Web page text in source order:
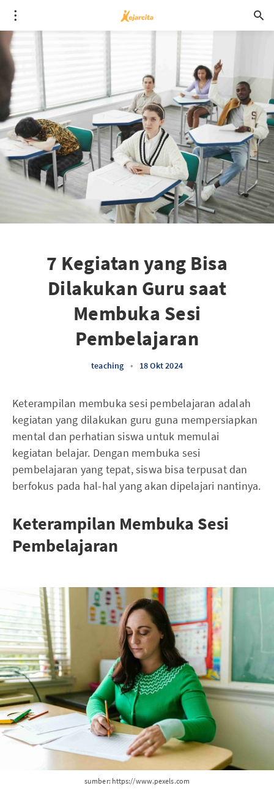
7 Kegiatan yang Bisa
Dilakukan Guru saat
Membuka Sesi
Pembelajaran
teaching • 18 Okt 2024
Keterampilan membuka sesi pembelajaran adalah
kegiatan yang dilakukan guru guna mempersiapkan
mental dan perhatian siswa untuk memulai
kegiatan belajar. Dengan membuka sesi
pembelajaran yang tepat, siswa bisa terpusat dan
berfokus pada hal-hal yang akan dipelajari nantinya.
Keterampilan Membuka Sesi
Pembelajaran
sumber: https://www.pexels.com